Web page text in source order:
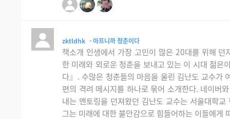
zktldhk - 아프니까 청춘이다
책소개 인생에서 가장 고민이 많은 20대를 위해
한 미래와 외로운 청춘을 보내고 있는 이 시대 젊은
다』. 수많은 청춘들의 마음을 울린 김난도 교수가
편의 격려 메시지를 하나로 묶어 소개한다. 네이버
내는 멘토링을 던져왔던 김난도 교수는 서울대학
그는 미래에 대한 불안감으로 힘들어하는 이들에게